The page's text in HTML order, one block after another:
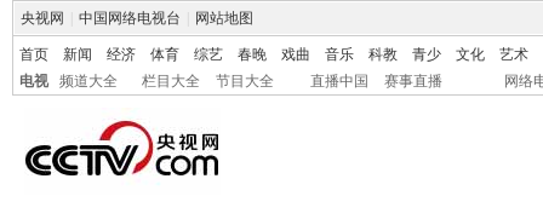
央视网 中国网络电视台 网站地图
首页 新闻 经济 体育 综艺 春晚 戏曲 音乐 科教 青少 文化
艺术
电视
频道大全 栏目大全 节目大全 直播中国 赛事直播 网络